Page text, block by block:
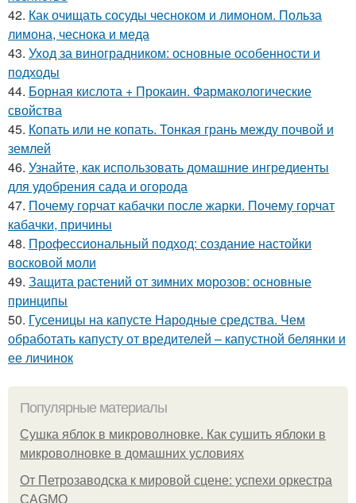
42. Как очищать сосуды чесноком и лимоном. Польза
лимона, чеснока и меда
43. Уход за виноградником: основные особенности и
подходы
44. Борная кислота + Прокаин. Фармакологические
свойства
45. Копать или не копать. Тонкая грань между почвой и
землей
46. Узнайте, как использовать домашние ингредиенты
для удобрения сада и огорода
47. Почему горчат кабачки после жарки. Почему горчат
кабачки, причины
48. Профессиональный подход: создание настойки
восковой моли
49. Защита растений от зимних морозов: основные
принципы
50. Гусеницы на капусте Народные средства. Чем
обработать капусту от вредителей – капустной белянки и
ее личинок
Популярные материалы
Сушка яблок в микроволновке. Как сушить яблоки в
микроволновке в домашних условиях
От Петрозаводска к мировой сцене: успехи оркестра
CAGMO